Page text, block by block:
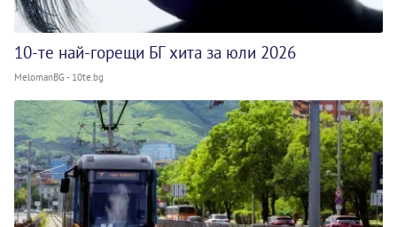
10-те най-горещи БГ хита за юли 2026
MelomanBG - 10te.bg